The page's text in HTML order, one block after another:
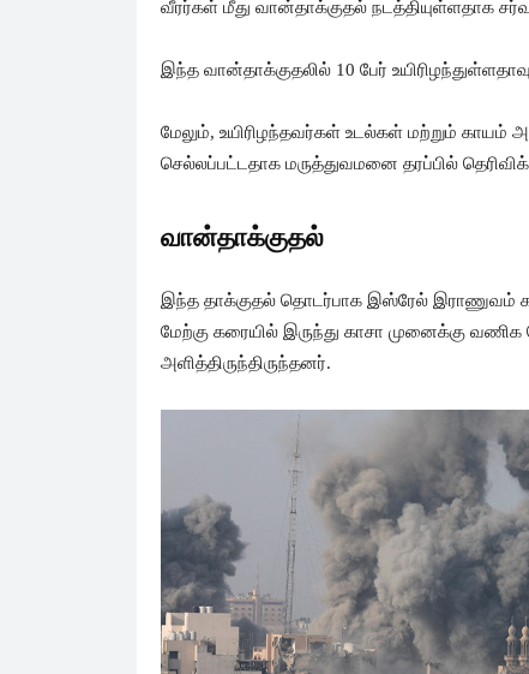
வீரர்கள் மீது வான்தாக்குதல் நடத்தியுள்ளதாக
இந்த வான்தாக்குதலில் 10 பேர்
மேலும், உயிரிழந்தவர்கள் உடல்கள் மற்றும்
செல்லப்பட்டதாக மருத்துவமனை தரப்பில்
வான்தாக்குதல்
இந்த தாக்குதல் தொடர்பாக இஸ்ரேல் இராணுவம்
மேற்கு கரையில் இருந்து காசா முனைக்கு
அளித்திருந்திருந்தனர்.